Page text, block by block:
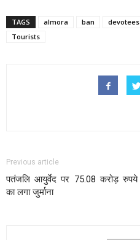
TAGS almora ban devotees
Tourists
Previous article
पतंजलि आयुर्वेद पर 75.08 करोड़ रुपये
का लगा जुर्माना